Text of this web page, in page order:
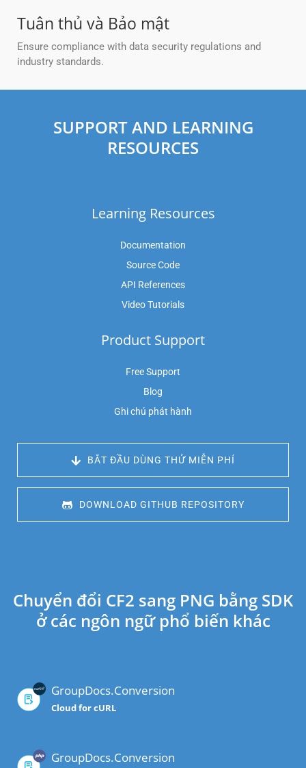
Tuân thủ và Bảo mật
Ensure compliance with data security regulations and
industry standards.
SUPPORT AND LEARNING
RESOURCES
Learning Resources
Documentation
Source Code
API References
Video Tutorials
Product Support
Free Support
Blog
Ghi chú phát hành
BẮT ĐẦU DÙNG THỬ MIỄN PHÍ
DOWNLOAD GITHUB REPOSITORY
Chuyển đổi CF2 sang PNG bằng SDK
ở các ngôn ngữ phổ biến khác
GroupDocs.Conversion
Cloud for cURL
GroupDocs.Conversion